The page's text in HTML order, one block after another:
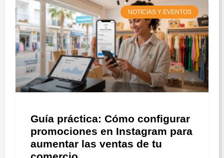
NOTICIAS Y EVENTOS
Guía práctica: Cómo configurar
promociones en Instagram para
aumentar las ventas de tu